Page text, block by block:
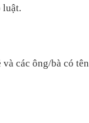
luật.
và các ông/bà có tên